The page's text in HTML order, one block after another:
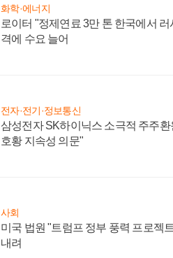
화학·에너지
로이터 "정제연료 3만 톤 한국에서
격에 수요 늘어
전자·전기·정보통신
삼성전자 SK하이닉스 소극적 주주환
호황 지속성 의문"
사회
미국 법원 "트럼프 정부 풍력 프로젝
내려